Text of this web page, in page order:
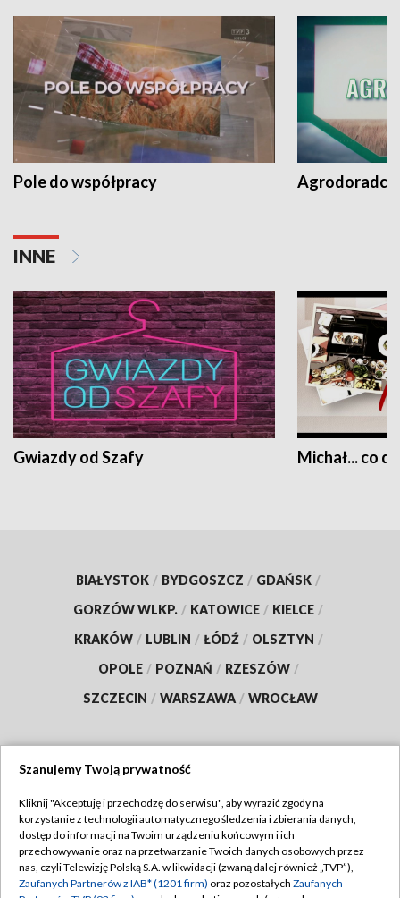
Pole do współpracy Agrodoradcy
INNE
Gwiazdy od Szafy Michał... co
BIAŁYSTOK / BYDGOSZCZ / GDAŃSK /
GORZÓW WLKP. / KATOWICE / KIELCE /
KRAKÓW / LUBLIN / ŁÓDŹ / OLSZTYN /
OPOLE / POZNAŃ / RZESZÓW /
SZCZECIN / WARSZAWA / WROCŁAW
TVP
Abonament TVP
Emisja w TVP
Regulamin TVP
Polityka prywatności
Szanujemy Twoją prywatność
Kliknij "Akceptuję i przechodzę do serwisu", aby wyrazić zgody na
korzystanie z technologii automatycznego śledzenia i zbierania danych,
dostęp do informacji na Twoim urządzeniu końcowym i ich
przechowywanie oraz na przetwarzanie Twoich danych osobowych przez
nas, czyli Telewizję Polską S.A. w likwidacji (zwaną dalej również „TVP”),
Zaufanych Partnerów z IAB* (1201 firm) oraz pozostałych Zaufanych